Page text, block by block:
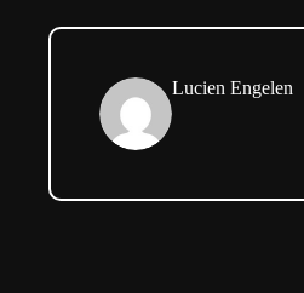
Lucien Engelen